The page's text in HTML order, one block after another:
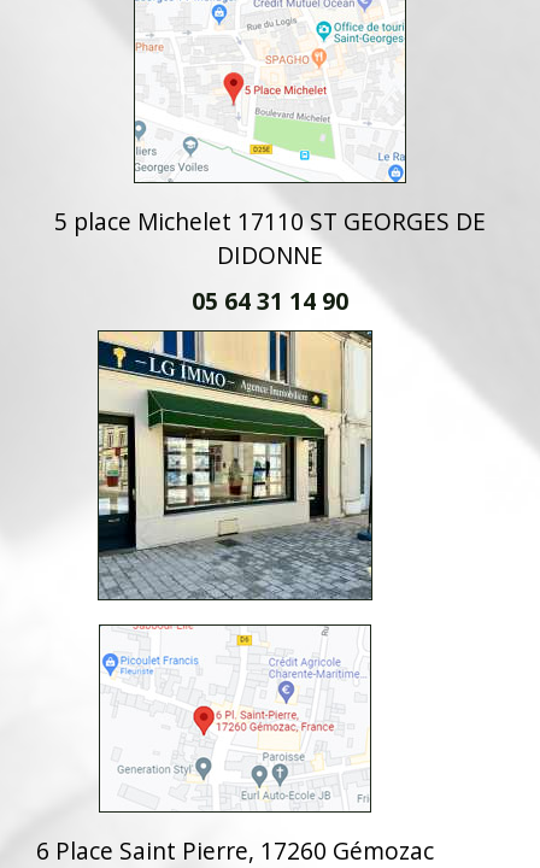
5 place Michelet 17110 ST GEORGES DE
DIDONNE
05 64 31 14 90
6 Place Saint Pierre, 17260 Gémozac